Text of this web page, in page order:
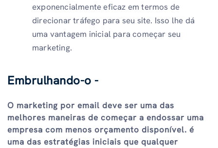
exponencialmente eficaz em termos de
direcionar tráfego para seu site. Isso lhe dá
uma vantagem inicial para começar seu
marketing.
Embrulhando-o -
O marketing por email deve ser uma das
melhores maneiras de começar a endossar uma
empresa com menos orçamento disponível. é
uma das estratégias iniciais que qualquer